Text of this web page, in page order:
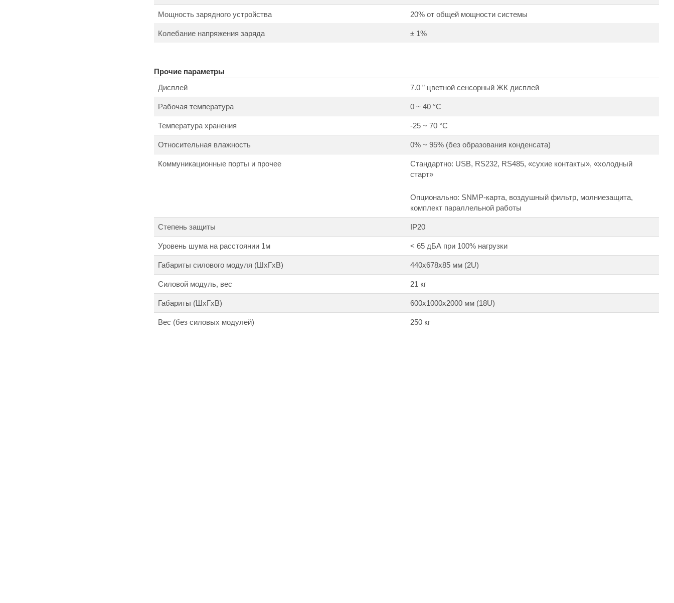
Мощность зарядного устройства 20% от общей мощности системы
Колебание напряжения заряда ± 1%
Прочие параметры
Дисплей
7.0 ” цветной сенсорный ЖК дисплей
Рабочая температура 0 ~ 40 °С
Температура хранения -25 ~ 70 °С
Относительная влажность 0% ~ 95% (без образования конденсата)
Коммуникационные порты и прочее
Стандартно: USB, RS232, RS485, «сухие контакты», «холодный
старт»
Опционально: SNMP-карта, воздушный фильтр, молниезащита,
комплект параллельной работы
Степень защиты IP20
Уровень шума на расстоянии 1м < 65 дБА при 100% нагрузки
Габариты силового модуля (ШхГхВ) 440х678х85 мм (2U)
Силовой модуль, вес 21 кг
Габариты (ШхГхВ) 600х1000х2000 мм (18U)
Вес (без силовых модулей) 250 кг